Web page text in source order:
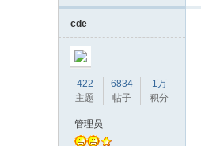
cde
422
主题
6834
帖子
1万
积分
管理员